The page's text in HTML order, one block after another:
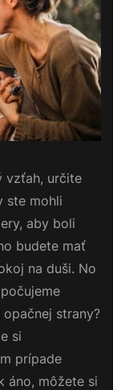
vzťah, určite
ste mohli
aby boli
budete mať
na duši. No
strany?
si
prípade
áno, môžete si